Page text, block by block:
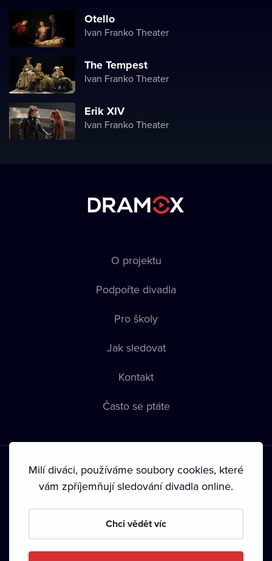
Otello
Ivan Franko Theater
The Tempest
Ivan Franko Theater
Erik XIV
Ivan Franko Theater
O projektu
Podpořte divadla
Pro školy
Jak sledovat
Kontakt
Často se ptáte
Podmínky používání • Ochrana soukromí • Zásady používání
• Autorská práva•
Milí diváci, používáme soubory cookies, které
vám zpříjemňují sledování divadla online.
Chci vědět víc